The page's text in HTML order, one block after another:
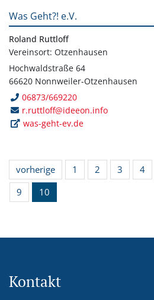
Was Geht?! e.V.
Roland Ruttloff
Vereinsort: Otzenhausen
Hochwaldstraße 64
66620 Nonnweiler-Otzenhausen
06873/669220
r.ruttloff@ideeon.info
was-geht-ev.de
vorherige 1 2 3 4
9
10
Kontakt